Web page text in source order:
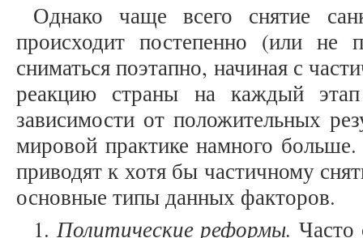
Однако чаще всего снятие
происходит постепенно (или не
сниматься поэтапно, начиная с
реакцию страны на каждый
зависимости от положительных
мировой практике намного
приводят к хотя бы частичному
основные типы данных факторов.
1.Политические реформы.Часто